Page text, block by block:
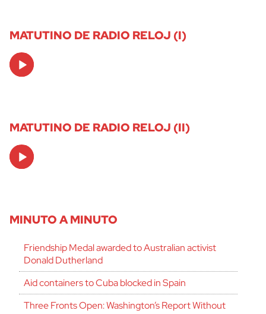
MATUTINO DE RADIO RELOJ (I)
Audio
Player
MATUTINO DE RADIO RELOJ (II)
Audio
Player
MINUTO A MINUTO
Friendship Medal awarded to Australian activist
Donald Dutherland
Aid containers to Cuba blocked in Spain
Three Fronts Open: Washington’s Report Without